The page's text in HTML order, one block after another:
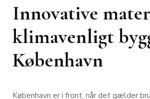
Innovative
klimavenligt
København
København er i front, når det gælder